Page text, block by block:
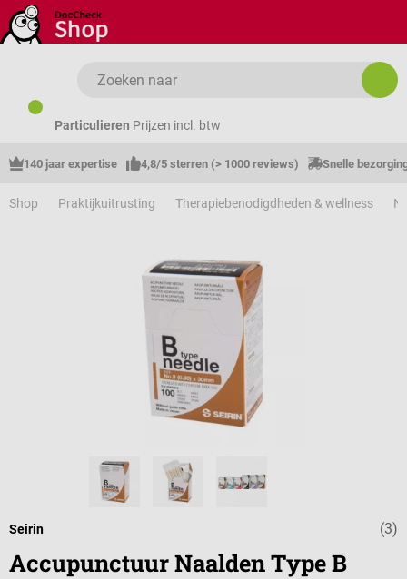
Ga naar de hoofdinhoud
Particulieren Prijzen incl. btw
140 jaar expertise 4,8/5 sterren (> 1000 reviews) Snelle
Shop Praktijkuitrusting Therapiebenodigdheden & wellness
Gemiddelde
(3)
Seirin
Accupunctuur Naalden Type B